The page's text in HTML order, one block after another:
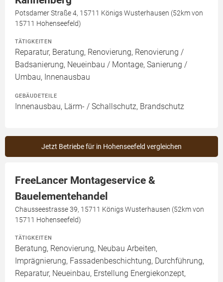
Potsdamer Straße 4, 15711 Königs Wusterhausen (52km von
15711 Hohenseefeld)
TÄTIGKEITEN
Reparatur, Beratung, Renovierung, Renovierung /
Badsanierung, Neueinbau / Montage, Sanierung /
Umbau, Innenausbau
GEBÄUDETEILE
Innenausbau, Lärm- / Schallschutz, Brandschutz
Jetzt Betriebe für in Hohenseefeld vergleichen
FreeLancer Montageservice &
Bauelementehandel
Chausseestrasse 39, 15711 Königs Wusterhausen (52km von
15711 Hohenseefeld)
TÄTIGKEITEN
Beratung, Renovierung, Neubau Arbeiten,
Imprägnierung, Fassadenbeschichtung, Durchführung,
Reparatur, Neueinbau, Erstellung Energiekonzept,